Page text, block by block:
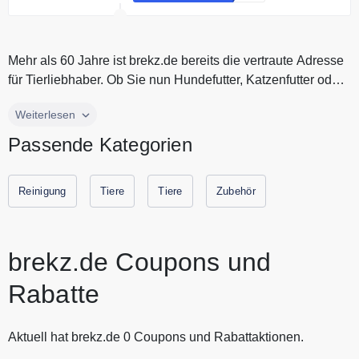
Barauszahlung nicht möglich; * Es
gelten die Just Russel AGB.
Mehr als 60 Jahre ist brekz.de bereits die vertraute Adresse
für Tierliebhaber. Ob Sie nun Hundefutter, Katzenfutter oder
Mehr als 60 Jahre ist brekz.de bereits die vertraute Adresse
Tierzubehör suchen, im beliebtesten Webshop für Tierhalter
und Katzen bietet brekz.de in seinem Online Haustiershop
auch eine große Auswahl an Zubehör und Tierarzneimitteln
Weiterlesen
Passende Kategorien
Reinigung Tiere Tiere Zubehör
brekz.de Coupons und
Rabatte
Aktuell hat brekz.de 0 Coupons und Rabattaktionen.